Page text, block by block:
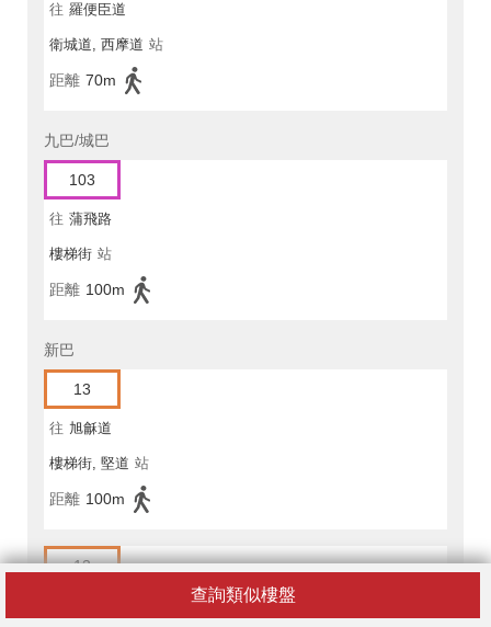
查詢類似樓盤
往 羅便臣道
衛城道, 西摩道 站
距離 70m
九巴/城巴
103
往 蒲飛路
樓梯街 站
距離 100m
新巴
13
往 旭龢道
樓梯街, 堅道 站
距離 100m
13